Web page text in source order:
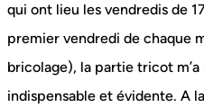
qui ont lieu les vendredis de
premier vendredi de chaque
bricolage), la partie tricot m’a
indispensable et évidente. A